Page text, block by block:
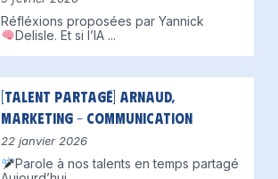
Réfléxions proposées par Yannick
Delisle. Et si l’IA ...
[Talent partagé] Arnaud,
Marketing – Communication
22 janvier 2026
Parole à nos talents en temps partagé